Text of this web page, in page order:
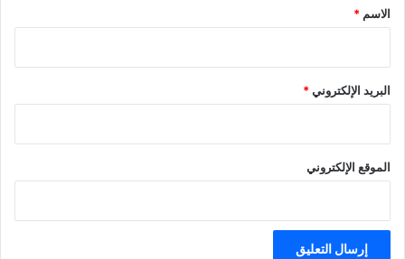
*
الاسم *
البريد الإلكتروني*
الموقع الإلكتروني